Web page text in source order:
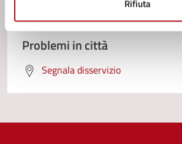
Rifiuta
Problemi in città
Segnala disservizio